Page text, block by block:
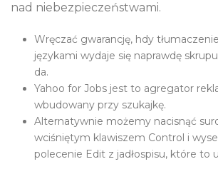
nad niebezpieczeństwami.
Wręczać gwarancję, hdy
językami wydaje się naprawdę
da.
Yahoo for Jobs jest to agregator
wbudowany przy szukajkę.
Alternatywnie możemy nacisnąć
wciśniętym klawiszem Control i
polecenie Edit z jadłospisu, które to